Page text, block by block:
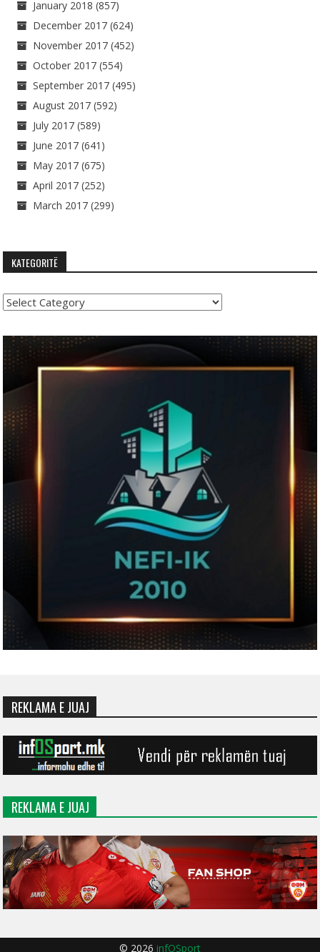
January 2018 (857)
December 2017 (624)
November 2017 (452)
October 2017 (554)
September 2017 (495)
August 2017 (592)
July 2017 (589)
June 2017 (641)
May 2017 (675)
April 2017 (252)
March 2017 (299)
KATEGORITË
Kategoritë
REKLAMA E JUAJ
REKLAMA E JUAJ
© 2026 infOSport